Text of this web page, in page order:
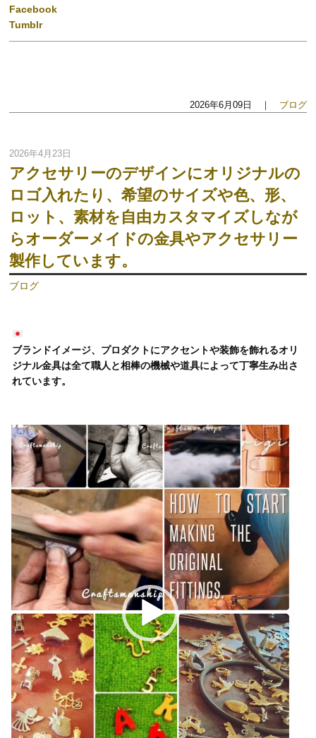
Facebook
Tumblr
2026年6月09日 ｜ ブログ
2026年4月23日
アクセサリーのデザインにオリジナルの
ロゴ入れたり、希望のサイズや色、形、
ロット、素材を自由カスタマイズしなが
らオーダーメイドの金具やアクセサリー
製作しています。
ブログ
ブランドイメージ、プロダクトにアクセントや装飾を飾れるオリ
ジナル金具は全て職人と相棒の機械や道具によって丁寧生み出さ
れています。
動
画
プ
レ
ー
ヤ